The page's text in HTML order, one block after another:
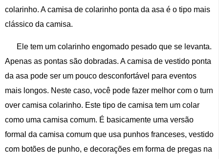
colarinho. A camisa de colarinho ponta da asa é o tipo mais
clássico da camisa.
Ele tem um colarinho engomado pesado que se levanta.
Apenas as pontas são dobradas. A camisa de vestido ponta
da asa pode ser um pouco desconfortável para eventos
mais longos. Neste caso, você pode fazer melhor com o turn
over camisa colarinho. Este tipo de camisa tem um colar
como uma camisa comum. É basicamente uma versão
formal da camisa comum que usa punhos franceses, vestido
com botões de punho, e decorações em forma de pregas na